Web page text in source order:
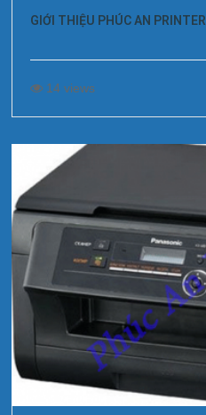
GIỚI THIỆU PHÚC AN PRINTER
14 views